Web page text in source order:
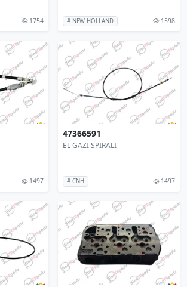
1754 # NEW HOLLAND 1598
1497
47366591
EL GAZI SPIRALI
# CNH 1497